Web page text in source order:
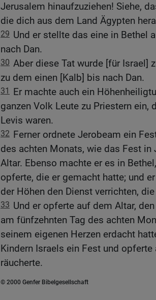
Jerusalem hinaufzuziehen! Siehe,
die dich aus dem Land Ägypten
29 Und er stellte das eine in Bethel
nach Dan.
30 Aber diese Tat wurde [für Israel]
zu dem einen [Kalb] bis nach Dan.
31
Er machte auch ein
ganzen Volk Leute zu Priestern ein,
Levis waren.
32 Ferner ordnete Jerobeam ein
des achten Monats, wie das Fest
Altar. Ebenso machte er es in
opferte, die er gemacht hatte; und
der Höhen den Dienst verrichten,
33 Und er opferte auf dem Altar,
am fünfzehnten Tag des achten
seinem eigenen Herzen erdacht
Kindern Israels ein Fest und
räucherte.
© 2000 Genfer Bibelgesellschaft